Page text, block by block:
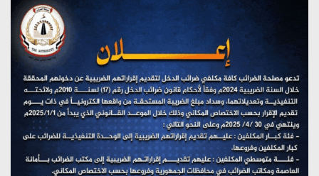
(نحن لا نهزم) بث مباشر
تستمعون لبرنامج (هندسة الوهم)
يوليو 28, 2026
مؤتمر صحفي لمركز عين الإنسانية حول جرائم تحالف العدوان
على اليمن
يوليو 27, 2026